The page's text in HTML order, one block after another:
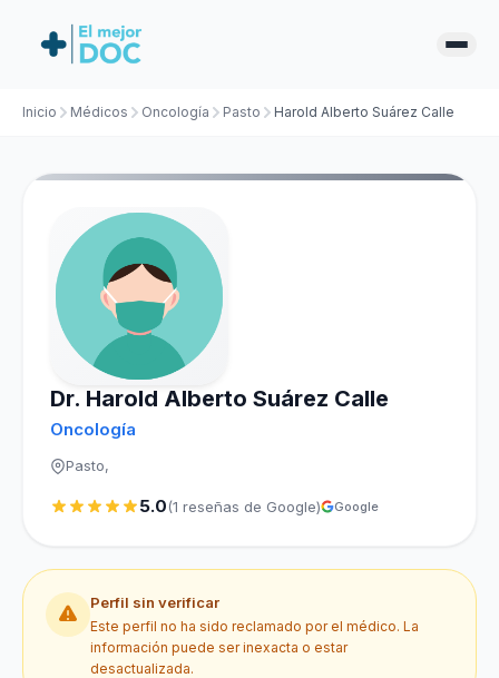
Inicio Médicos Oncología Pasto Harold Alberto Suárez Calle
Dr. Harold Alberto Suárez Calle
Oncología
Pasto,
5.0(1 reseñas de Google) Google
Perfil sin verificar
Este perfil no ha sido reclamado por el médico. La
información puede ser inexacta o estar
desactualizada.